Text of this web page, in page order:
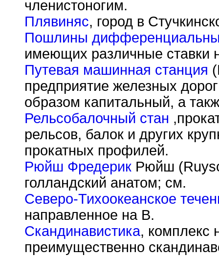
членистоногим.
Плявиняс, город в
Пошлины
имеющих различные ставки
Путевая машинная станция
предприятие железных
образом капитальный, а
Рельсобалочный стан
рельсов, балок и других
прокатных профилей.
Рюйш Фредерик Рюйш
голландский анатом; см.
Северо-Тихоокеанское
направленное на В.
Скандинавистика, комплекс
преимущественно